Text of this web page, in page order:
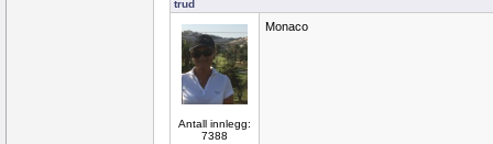
trud
Antall innlegg:
7388
Monaco